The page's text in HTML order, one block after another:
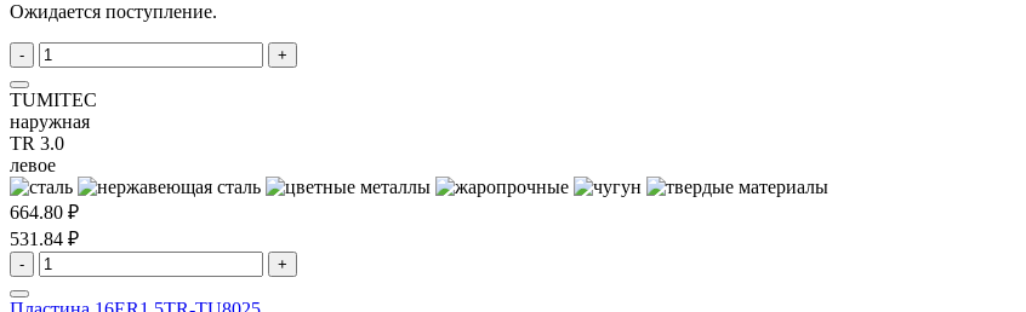
Ожидается поступление.
- +
TUMITEC
наружная
TR 3.0
левое
664.80 ₽
531.84 ₽
- +